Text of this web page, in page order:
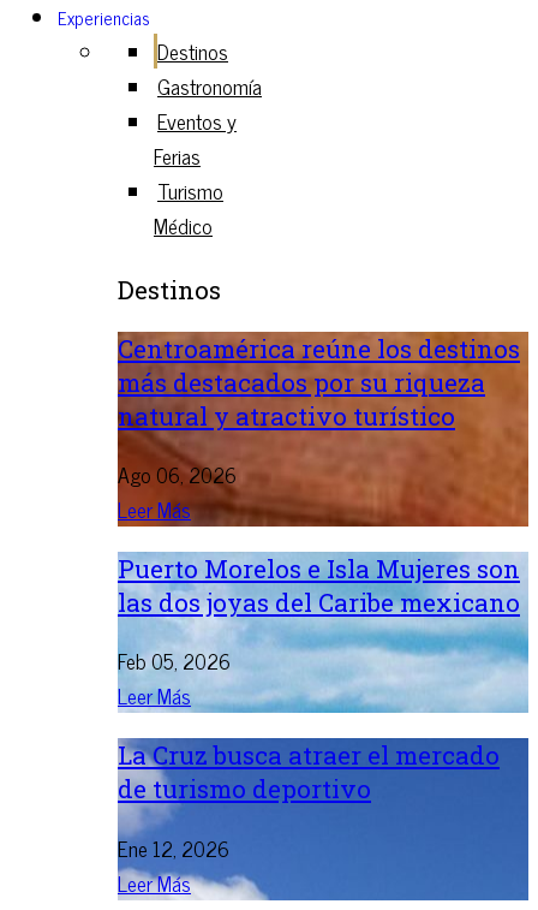
Experiencias
Destinos
Gastronomía
Eventos y
Ferias
Turismo
Médico
Destinos
Centroamérica reúne los destinos
más destacados por su riqueza
natural y atractivo turístico
Ago 06, 2026
Leer Más
Puerto Morelos e Isla Mujeres son
las dos joyas del Caribe mexicano
Feb 05, 2026
Leer Más
La Cruz busca atraer el mercado
de turismo deportivo
Ene 12, 2026
Leer Más